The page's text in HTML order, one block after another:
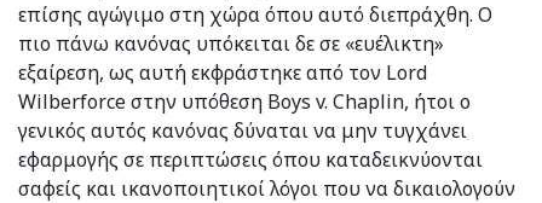
επίσης αγώγιμο στη χώρα όπου αυτό διεπράχθη. Ο
πιο πάνω κανόνας υπόκειται δε σε «ευέλικτη»
εξαίρεση, ως αυτή εκφράστηκε από τον Lord
Wilberforce στην υπόθεση Boys v. Chaplin, ήτοι ο
γενικός αυτός κανόνας δύναται να μην τυγχάνει
εφαρμογής σε περιπτώσεις όπου καταδεικνύονται
σαφείς και ικανοποιητικοί λόγοι που να δικαιολογούν